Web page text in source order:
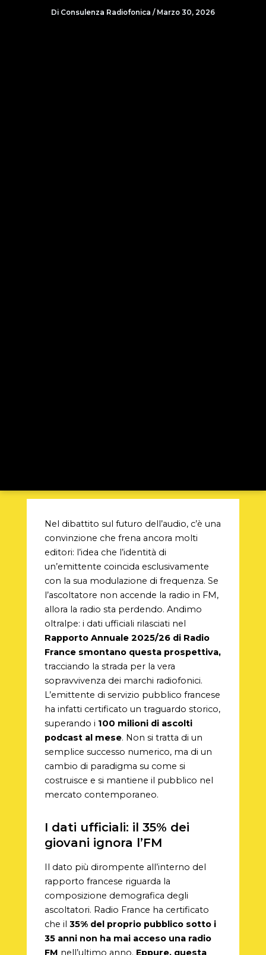
Di Consulenza Radiofonica / Marzo 30, 2026
Nel dibattito sul futuro dell’audio, c’è una
convinzione che frena ancora molti
editori: l’idea che l’identità di
un’emittente coincida esclusivamente
con la sua modulazione di frequenza. Se
l’ascoltatore non accende la radio in FM,
allora la radio sta perdendo. Andimo
oltralpe: i dati ufficiali rilasciati nel
Rapporto Annuale 2025/26 di Radio
France smontano questa prospettiva,
tracciando la strada per la vera
sopravvivenza dei marchi radiofonici.
L’emittente di servizio pubblico francese
ha infatti certificato un traguardo storico,
superando i 100 milioni di ascolti
podcast al mese. Non si tratta di un
semplice successo numerico, ma di un
cambio di paradigma su come si
costruisce e si mantiene il pubblico nel
mercato contemporaneo.
I dati ufficiali: il 35% dei
giovani ignora l’FM
Il dato più dirompente all’interno del
rapporto francese riguarda la
composizione demografica degli
ascoltatori. Radio France ha certificato
che il 35% del proprio pubblico sotto i
35 anni non ha mai acceso una radio
FM nell’ultimo anno. Eppure, questa